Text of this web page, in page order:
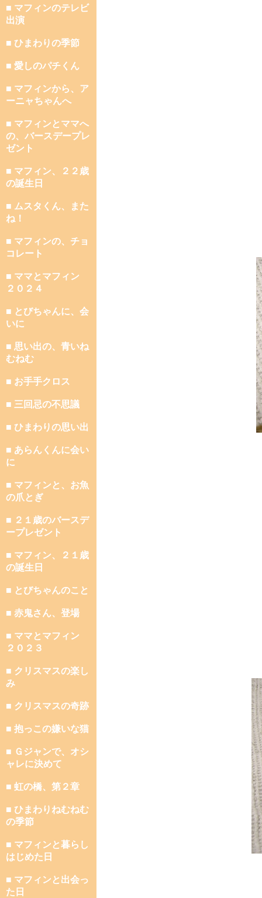
■ マフィンのテレビ
出演
■ ひまわりの季節
■ 愛しのパチくん
■ マフィンから、ア
ーニャちゃんへ
■ マフィンとママへ
の、バースデープレ
ゼント
■ マフィン、２２歳
の誕生日
■ ムスタくん、また
ね！
■ マフィンの、チョ
コレート
■ ママとマフィン
２０２４
■ とびちゃんに、会
いに
■ 思い出の、青いね
むねむ
■ お手手クロス
■ 三回忌の不思議
■ ひまわりの思い出
■ あらんくんに会い
に
■ マフィンと、お魚
の爪とぎ
■ ２１歳のバースデ
ープレゼント
■ マフィン、２１歳
の誕生日
■ とびちゃんのこと
■ 赤鬼さん、登場
■ ママとマフィン
２０２３
■ クリスマスの楽し
み
■ クリスマスの奇跡
■ 抱っこの嫌いな猫
■ Ｇジャンで、オシ
ャレに決めて
■ 虹の橋、第２章
■ ひまわりねむねむ
の季節
■ マフィンと暮らし
はじめた日
■ マフィンと出会っ
た日